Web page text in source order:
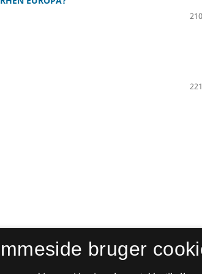
bruger